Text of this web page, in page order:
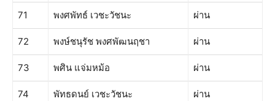
71 พงศพัทธ์ เวชะวัชนะ ผ่าน
72 พงษ์ชนุรัช พงศพัฒนฤชา ผ่าน
73 พศิน แจ่มหม้อ ผ่าน
74 พัทธดนย์ เวชะวัชนะ ผ่าน